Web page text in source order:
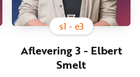
s1 - e3
Aflevering 3 - Elbert
Smelt